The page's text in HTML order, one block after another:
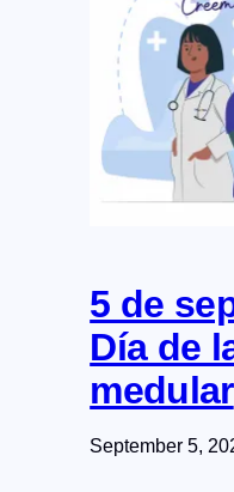
5 de
Día de
medular
September 5,